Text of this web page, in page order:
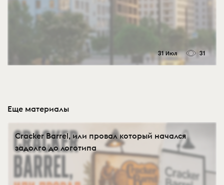
31 Июл 31
Еще материалы
Cracker Barrel, или провал который начался
задолго до логотипа